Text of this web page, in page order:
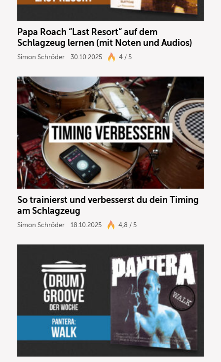
Papa Roach “Last Resort“ auf dem
Schlagzeug lernen (mit Noten und Audios)
Simon Schröder 30.10.2025 4 / 5
So trainierst und verbesserst du dein Timing
am Schlagzeug
Simon Schröder 18.10.2025 4,8 / 5